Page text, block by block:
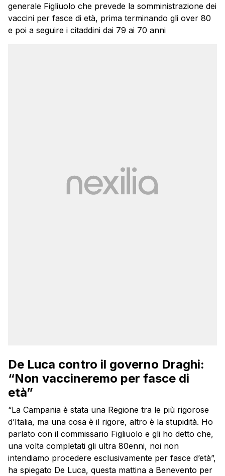
generale Figliuolo che prevede la somministrazione dei
vaccini per fasce di età, prima terminando gli over 80
e poi a seguire i citaddini dai 79 ai 70 anni
De Luca contro il governo Draghi:
“Non vaccineremo per fasce di
età”
“La Campania è stata una Regione tra le più rigorose
d’Italia, ma una cosa è il rigore, altro è la stupidità. Ho
parlato con il commissario Figliuolo e gli ho detto che,
una volta completati gli ultra 80enni, noi non
intendiamo procedere esclusivamente per fasce d’età”,
ha spiegato De Luca, questa mattina a Benevento per